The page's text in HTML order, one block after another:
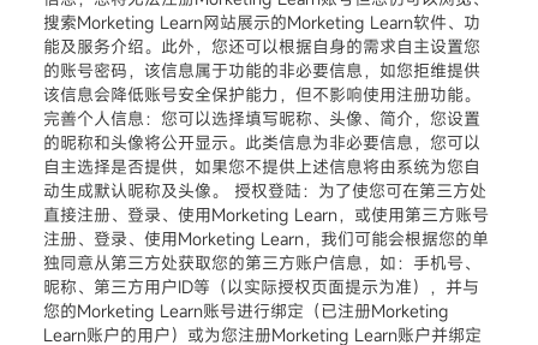
搜索Morketing Learn网站展示的Morketing Learn软件、功
能及服务介绍。此外，您还可以根据自身的需求自主设置您
的账号密码，该信息属于功能的非必要信息，如您拒维提供
该信息会降低账号安全保护能力，但不影响使用注册功能。
完善个人信息：您可以选择填写昵称、头像、简介，您设置
的昵称和头像将公开显示。此类信息为非必要信息，您可以
自主选择是否提供，如果您不提供上述信息将由系统为您自
动生成默认昵称及头像。 授权登陆：为了使您可在第三方处
直接注册、登录、使用Morketing Learn，或使用第三方账号
注册、登录、使用Morketing Learn，我们可能会根据您的单
独同意从第三方处获取您的第三方账户信息，如：手机号、
昵称、第三方用户ID等（以实际授权页面提示为准），并与
您的Morketing Learn账号进行绑定（已注册Morketing
Learn账户的用户）或为您注册Morketing Learn账户并绑定